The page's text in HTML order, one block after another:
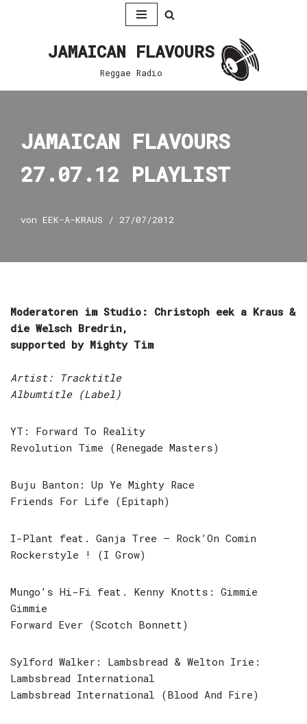
JAMAICAN FLAVOURS
Reggae Radio
JAMAICAN FLAVOURS
27.07.12 PLAYLIST
von EEK-A-KRAUS 27/07/2012
Moderatoren im Studio: Christoph eek a Kraus &
die Welsch Bredrin,
supported by Mighty Tim
Artist: Tracktitle
Albumtitle (Label)
YT: Forward To Reality
Revolution Time (Renegade Masters)
Buju Banton: Up Ye Mighty Race
Friends For Life (Epitaph)
I-Plant feat. Ganja Tree – Rock’On Comin
Rockerstyle ! (I Grow)
Mungo’s Hi-Fi feat. Kenny Knotts: Gimmie
Gimmie
Forward Ever (Scotch Bonnett)
Sylford Walker: Lambsbread & Welton Irie:
Lambsbread International
Lambsbread International (Blood And Fire)